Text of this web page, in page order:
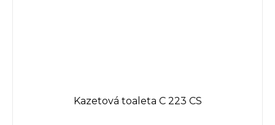
Kazetová toaleta C 223 CS